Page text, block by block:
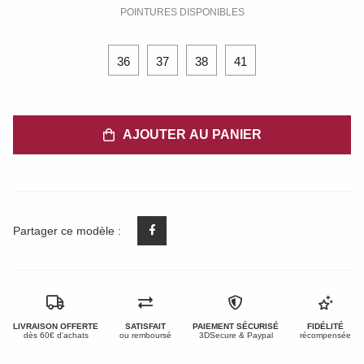
POINTURES DISPONIBLES
36 37 38 41
AJOUTER AU PANIER
Partager ce modèle :
LIVRAISON OFFERTE
dès 60€ d'achats
SATISFAIT
ou remboursé
PAIEMENT SÉCURISÉ
3DSecure & Paypal
FIDÉLITÉ
récompensée